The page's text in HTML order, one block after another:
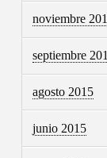
noviembre
septiembre
agosto 2015
junio 2015